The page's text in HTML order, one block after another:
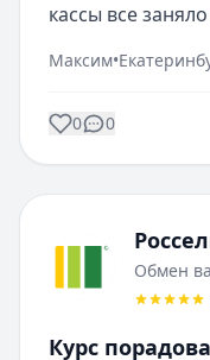
кассы все
Максим•
0 0
Обмен
Курс